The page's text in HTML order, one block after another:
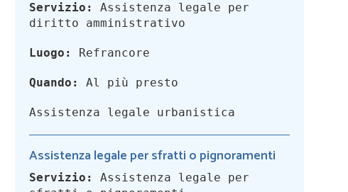
Servizio:
Assistenza legale per
diritto amministrativo
Luogo: Refrancore
Quando: Al più presto
Assistenza legale urbanistica
Assistenza legale per sfratti o pignoramenti
Servizio:
Assistenza legale per